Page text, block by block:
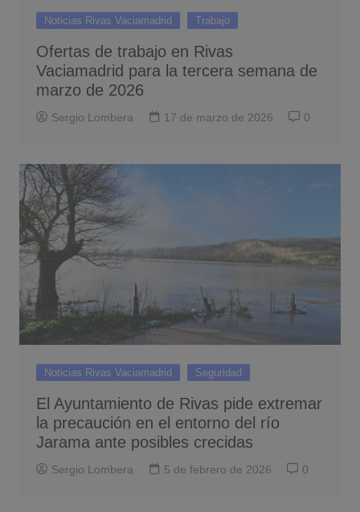
Noticias Rivas Vaciamadrid Trabajo
Ofertas de trabajo en Rivas
Vaciamadrid para la tercera semana de
marzo de 2026
Sergio Lombera 17 de marzo de 2026 0
Noticias Rivas Vaciamadrid Seguridad
El Ayuntamiento de Rivas pide extremar
la precaución en el entorno del río
Jarama ante posibles crecidas
Sergio Lombera 5 de febrero de 2026 0